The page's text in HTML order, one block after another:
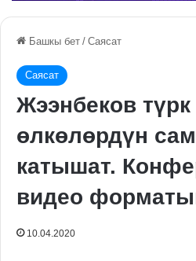
Башкы бет / Саясат
Саясат
Жээнбеков
өлкөлөрдүн
катышат.
видео
10.04.2020